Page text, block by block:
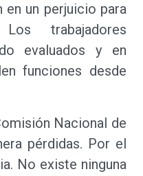
en un perjuicio para
trabajadores
evaluados y en
funciones desde
Nacional de
pérdidas. Por el
No existe ninguna